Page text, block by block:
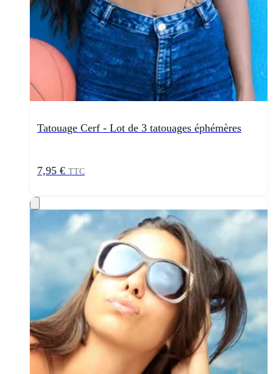
Tatouage Cerf - Lot de 3 tatouages éphémères
7,95 € TTC